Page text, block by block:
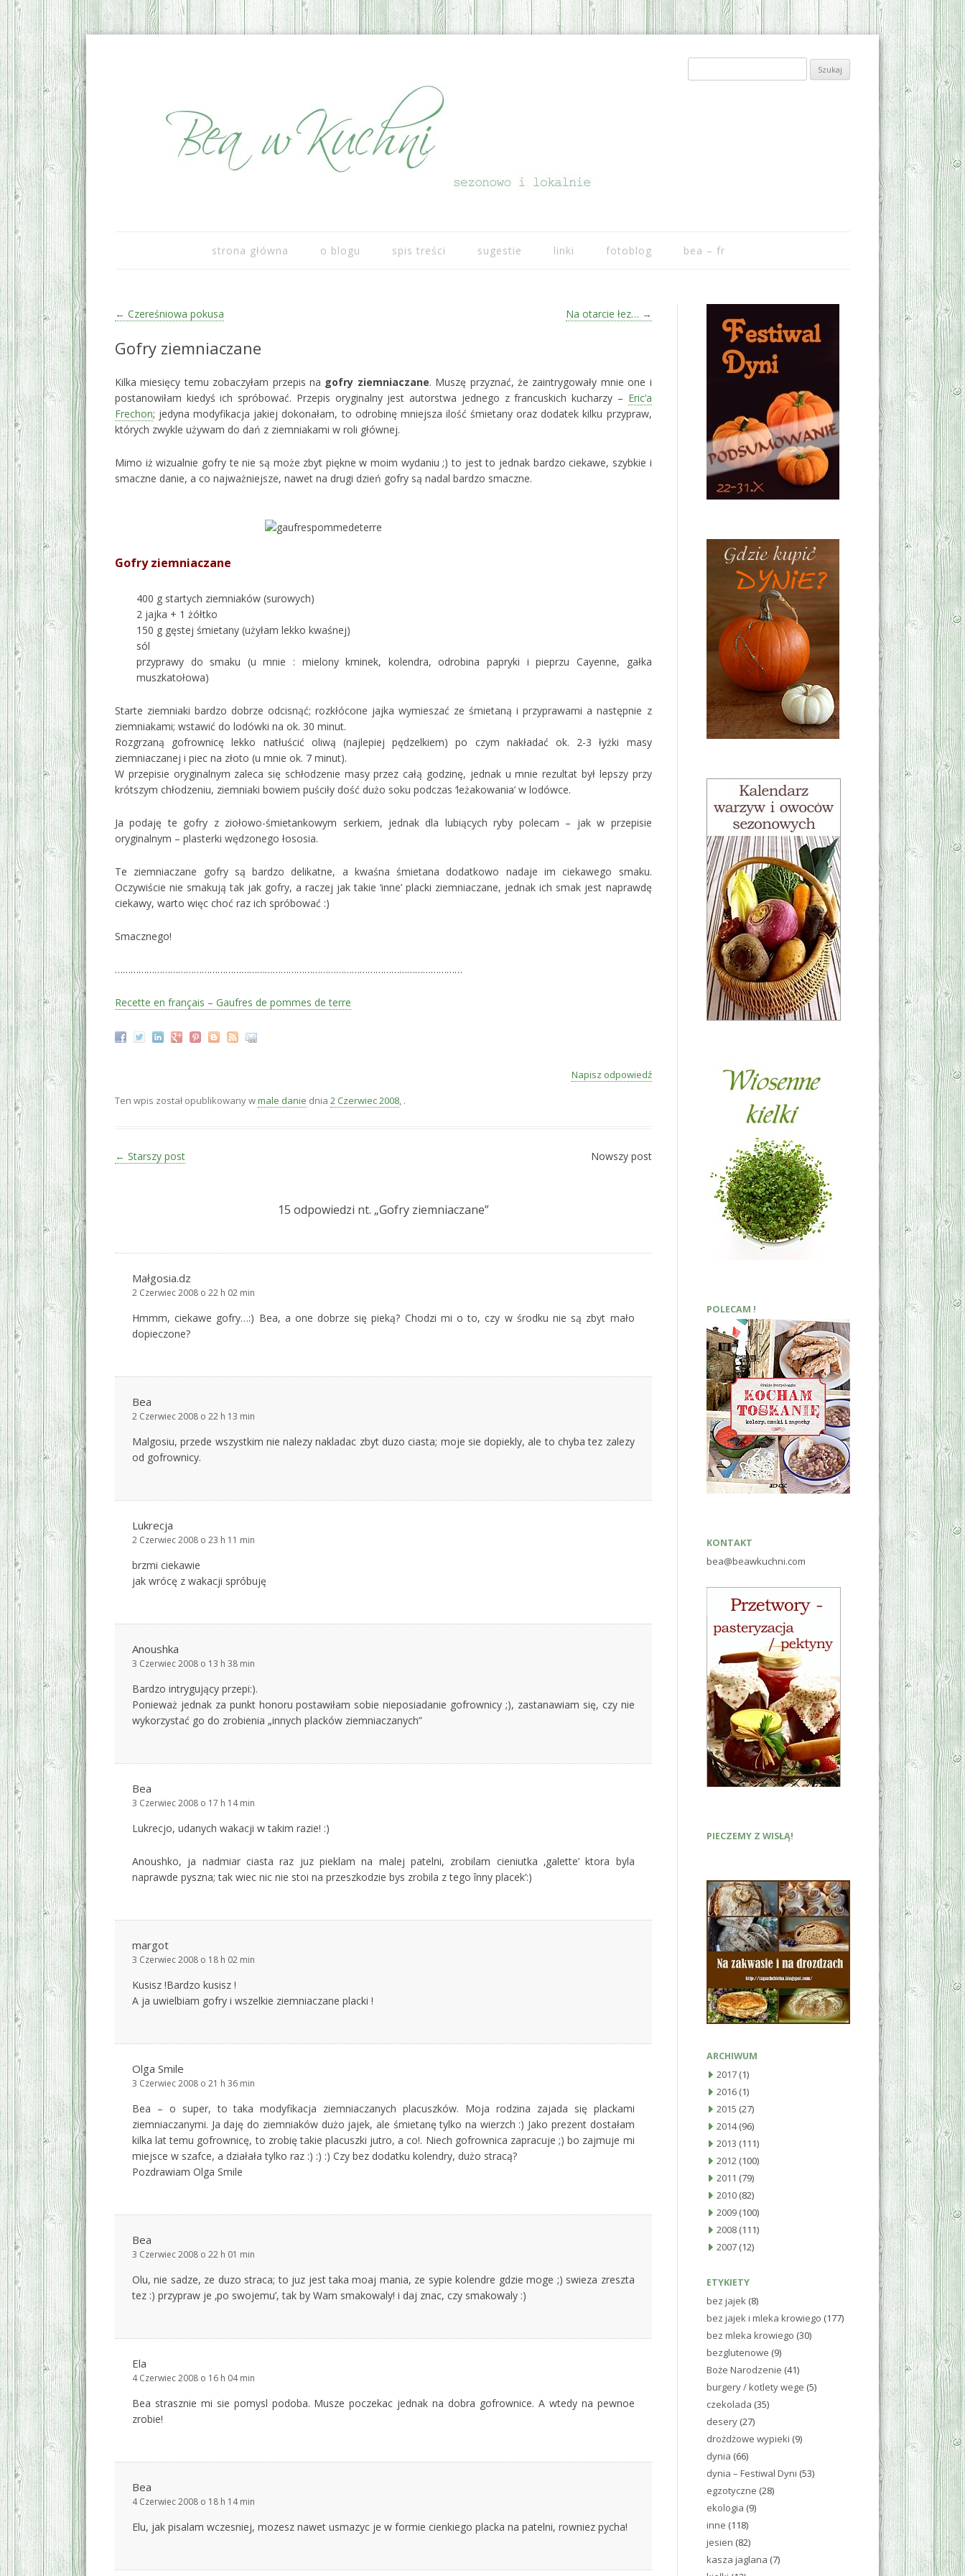
Szukaj:
strona główna
o blogu spis treści sugestie linki fotoblog bea – fr
Zobacz wpisy
← Czereśniowa pokusa Na otarcie łez… →
Gofry ziemniaczane
Kilka miesięcy temu zobaczyłam przepis na gofry ziemniaczane. Muszę przyznać, że zaintrygowały mnie one i
postanowiłam kiedyś ich spróbować. Przepis oryginalny jest autorstwa jednego z francuskich kucharzy – Eric’a
Frechon; jedyna modyfikacja jakiej dokonałam, to odrobinę mniejsza ilość śmietany oraz dodatek kilku przypraw,
których zwykle używam do dań z ziemniakami w roli głównej.
Mimo iż wizualnie gofry te nie są może zbyt piękne w moim wydaniu ;) to jest to jednak bardzo ciekawe, szybkie i
smaczne danie, a co najważniejsze, nawet na drugi dzień gofry są nadal bardzo smaczne.
Gofry ziemniaczane
400 g startych ziemniaków (surowych)
2 jajka + 1 żółtko
150 g gęstej śmietany (użyłam lekko kwaśnej)
sól
przyprawy do smaku (u mnie : mielony kminek, kolendra, odrobina papryki i pieprzu Cayenne, gałka
muszkatołowa)
Starte ziemniaki bardzo dobrze odcisnąć; rozkłócone jajka wymieszać ze śmietaną i przyprawami a następnie z
ziemniakami; wstawić do lodówki na ok. 30 minut.
Rozgrzaną gofrownicę lekko natłuścić oliwą (najlepiej pędzelkiem) po czym nakładać ok. 2-3 łyżki masy
ziemniaczanej i piec na złoto (u mnie ok. 7 minut).
W przepisie oryginalnym zaleca się schłodzenie masy przez całą godzinę, jednak u mnie rezultat był lepszy przy
krótszym chłodzeniu, ziemniaki bowiem puściły dość dużo soku podczas ‘leżakowania’ w lodówce.
Ja podaję te gofry z ziołowo-śmietankowym serkiem, jednak dla lubiących ryby polecam – jak w przepisie
oryginalnym – plasterki wędzonego łososia.
Te ziemniaczane gofry są bardzo delikatne, a kwaśna śmietana dodatkowo nadaje im ciekawego smaku.
Oczywiście nie smakują tak jak gofry, a raczej jak takie ‘inne’ placki ziemniaczane, jednak ich smak jest naprawdę
ciekawy, warto więc choć raz ich spróbować :)
Smacznego!
……………………………………………………………………………………………………………………
Recette en français – Gaufres de pommes de terre
Napisz odpowiedź
Ten wpis został opublikowany wmale danie dnia 2 Czerwiec 2008, .
Zobacz wpisy
← Starszy post Nowszy post
15 odpowiedzi nt. „Gofry ziemniaczane”
Małgosia.dz
2 Czerwiec 2008 o 22 h 02 min
Hmmm, ciekawe gofry…:) Bea, a one dobrze się pieką? Chodzi mi o to, czy w środku nie są zbyt mało
dopieczone?
Bea
2 Czerwiec 2008 o 22 h 13 min
Malgosiu, przede wszystkim nie nalezy nakladac zbyt duzo ciasta; moje sie dopiekly, ale to chyba tez zalezy
od gofrownicy.
Lukrecja
2 Czerwiec 2008 o 23 h 11 min
brzmi ciekawie
jak wrócę z wakacji spróbuję
Anoushka
3 Czerwiec 2008 o 13 h 38 min
Bardzo intrygujący przepi:).
Ponieważ jednak za punkt honoru postawiłam sobie nieposiadanie gofrownicy ;), zastanawiam się, czy nie
wykorzystać go do zrobienia „innych placków ziemniaczanych”
Bea
3 Czerwiec 2008 o 17 h 14 min
Lukrecjo, udanych wakacji w takim razie! :)
Anoushko, ja nadmiar ciasta raz juz pieklam na malej patelni, zrobilam cieniutka ‚galette’ ktora byla
naprawde pyszna; tak wiec nic nie stoi na przeszkodzie bys zrobila z tego înny placek’:)
margot
3 Czerwiec 2008 o 18 h 02 min
Kusisz !Bardzo kusisz !
A ja uwielbiam gofry i wszelkie ziemniaczane placki !
Olga Smile
3 Czerwiec 2008 o 21 h 36 min
Bea – o super, to taka modyfikacja ziemniaczanych placuszków. Moja rodzina zajada się plackami
ziemniaczanymi. Ja daję do ziemniaków dużo jajek, ale śmietanę tylko na wierzch :) Jako prezent dostałam
kilka lat temu gofrownicę, to zrobię takie placuszki jutro, a co!. Niech gofrownica zapracuje ;) bo zajmuje mi
miejsce w szafce, a działała tylko raz :) :) :) Czy bez dodatku kolendry, dużo stracą?
Pozdrawiam Olga Smile
Bea
3 Czerwiec 2008 o 22 h 01 min
Olu, nie sadze, ze duzo straca; to juz jest taka moaj mania, ze sypie kolendre gdzie moge ;) swieza zreszta
tez :) przypraw je ‚po swojemu’, tak by Wam smakowaly! i daj znac, czy smakowaly :)
Ela
4 Czerwiec 2008 o 16 h 04 min
Bea strasznie mi sie pomysl podoba. Musze poczekac jednak na dobra gofrownice. A wtedy na pewnoe
zrobie!
Bea
4 Czerwiec 2008 o 18 h 14 min
Elu, jak pisalam wczesniej, mozesz nawet usmazyc je w formie cienkiego placka na patelni, rowniez pycha!
POLECAM !
KONTAKT
bea@beawkuchni.com
PIECZEMY Z WISŁĄ!
ARCHIWUM
2017 (1)
2016 (1)
2015 (27)
2014(96)
2013 (111)
2012 (100)
2011 (79)
2010 (82)
2009 (100)
2008 (111)
2007 (12)
ETYKIETY
bez jajek (8)
bez jajek i mleka krowiego (177)
bez mleka krowiego (30)
bezglutenowe (9)
Boże Narodzenie (41)
burgery / kotlety wege (5)
czekolada (35)
desery (27)
drożdżowe wypieki (9)
dynia (66)
dynia – Festiwal Dyni (53)
egzotyczne (28)
ekologia (9)
inne (118)
jesien (82)
kasza jaglana (7)